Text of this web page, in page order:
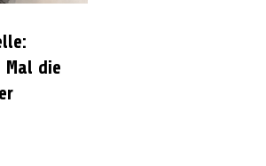
Mal die